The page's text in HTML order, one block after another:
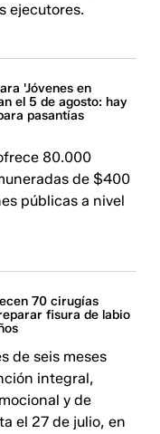
ejecutores.
'Jóvenes en
el 5 de agosto: hay
pasantías
80.000
de $400
públicas a nivel
70 cirugías
fisura de labio
de seis meses
integral,
y de
el 27 de julio, en